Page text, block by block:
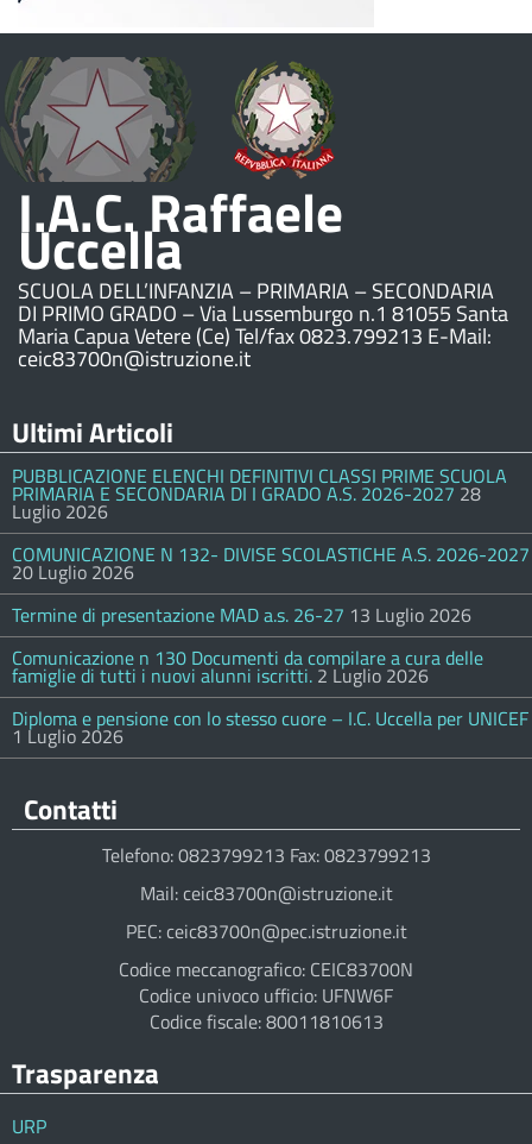
I.A.C. Raffaele
Uccella
SCUOLA DELL’INFANZIA – PRIMARIA – SECONDARIA
DI PRIMO GRADO – Via Lussemburgo n.1 81055 Santa
Maria Capua Vetere (Ce) Tel/fax 0823.799213 E-Mail:
ceic83700n@istruzione.it
Ultimi Articoli
PUBBLICAZIONE ELENCHI DEFINITIVI CLASSI PRIME SCUOLA
PRIMARIA E SECONDARIA DI I GRADO A.S. 2026-2027 28
Luglio 2026
COMUNICAZIONE N 132- DIVISE SCOLASTICHE A.S. 2026-2027
20 Luglio 2026
Termine di presentazione MAD a.s. 26-27 13 Luglio 2026
Comunicazione n 130 Documenti da compilare a cura delle
famiglie di tutti i nuovi alunni iscritti. 2 Luglio 2026
Diploma e pensione con lo stesso cuore – I.C. Uccella per UNICEF
1 Luglio 2026
Contatti
Telefono: 0823799213 Fax: 0823799213
Mail: ceic83700n@istruzione.it
PEC: ceic83700n@pec.istruzione.it
Codice meccanografico: CEIC83700N
Codice univoco ufficio: UFNW6F
Codice fiscale: 80011810613
Trasparenza
URP